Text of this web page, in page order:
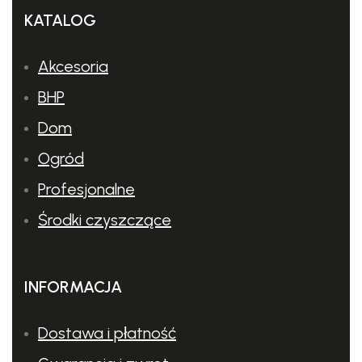
KATALOG
Akcesoria
BHP
Dom
Ogród
Profesjonalne
Środki czyszczące
INFORMACJA
Dostawa i płatność